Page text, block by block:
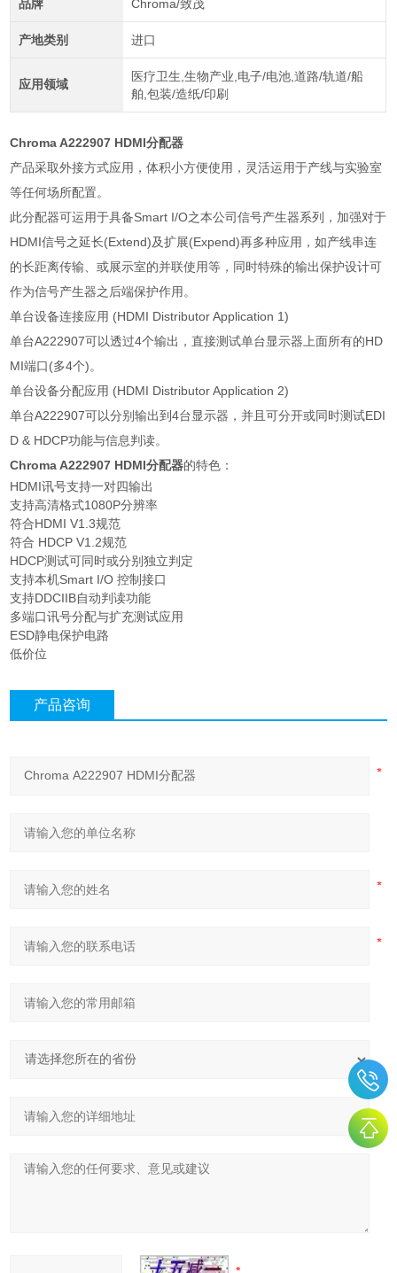
品牌 Chroma/致茂
产地类别 进口
应用领域
医疗卫生,生物产业,电子/电池,道路/轨道/船
舶,包装/造纸/印刷
Chroma A222907 HDMI分配器
产品采取外接方式应用，体积小方便使用，灵活运用于产线与实验室
等任何场所配置。
此分配器可运用于具备Smart I/O之本公司信号产生器系列，加强对于
HDMI信号之延长(Extend)及扩展(Expend)再多种应用，如产线串连
的长距离传输、或展示室的并联使用等，同时特殊的输出保护设计可
作为信号产生器之后端保护作用。
单台设备连接应用 (HDMI Distributor Application 1)
单台A222907可以透过4个输出，直接测试单台显示器上面所有的HD
MI端口(多4个)。
单台设备分配应用 (HDMI Distributor Application 2)
单台A222907可以分别输出到4台显示器，并且可分开或同时测试EDI
D & HDCP功能与信息判读。
Chroma A222907 HDMI分配器的特色：
HDMI讯号支持一对四输出
支持高清格式1080P分辨率
符合HDMI V1.3规范
符合 HDCP V1.2规范
HDCP测试可同时或分别独立判定
支持本机Smart I/O 控制接口
支持DDCIIB自动判读功能
多端口讯号分配与扩充测试应用
ESD静电保护电路
低价位
产品咨询